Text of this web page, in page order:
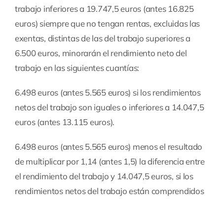
trabajo inferiores a 19.747,5 euros (antes 16.825
euros) siempre que no tengan rentas, excluidas las
exentas, distintas de las del trabajo superiores a
6.500 euros, minorarán el rendimiento neto del
trabajo en las siguientes cuantías:
6.498 euros (antes 5.565 euros) si los rendimientos
netos del trabajo son iguales o inferiores a 14.047,5
euros (antes 13.115 euros).
6.498 euros (antes 5.565 euros) menos el resultado
de multiplicar por 1,14 (antes 1,5) la diferencia entre
el rendimiento del trabajo y 14.047,5 euros, si los
rendimientos netos del trabajo están comprendidos